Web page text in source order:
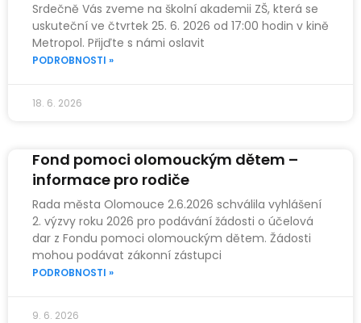
Srdečně Vás zveme na školní akademii ZŠ, která se
uskuteční ve čtvrtek 25. 6. 2026 od 17:00 hodin v kině
Metropol. Přijďte s námi oslavit
PODROBNOSTI »
18. 6. 2026
Fond pomoci olomouckým dětem –
informace pro rodiče
Rada města Olomouce 2.6.2026 schválila vyhlášení
2. výzvy roku 2026 pro podávání žádosti o účelová
dar z Fondu pomoci olomouckým dětem. Žádosti
mohou podávat zákonní zástupci
PODROBNOSTI »
9. 6. 2026